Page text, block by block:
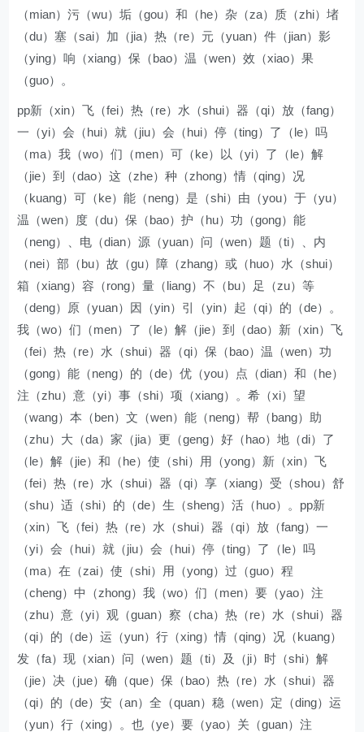
（mian）污（wu）垢（gou）和（he）杂（za）质（zhi）堵
（du）塞（sai）加（jia）热（re）元（yuan）件（jian）影
（ying）响（xiang）保（bao）温（wen）效（xiao）果
（guo）。
pp新（xin）飞（fei）热（re）水（shui）器（qi）放（fang）
一（yi）会（hui）就（jiu）会（hui）停（ting）了（le）吗
（ma）我（wo）们（men）可（ke）以（yi）了（le）解
（jie）到（dao）这（zhe）种（zhong）情（qing）况
（kuang）可（ke）能（neng）是（shi）由（you）于（yu）
温（wen）度（du）保（bao）护（hu）功（gong）能
（neng）、电（dian）源（yuan）问（wen）题（ti）、内
（nei）部（bu）故（gu）障（zhang）或（huo）水（shui）
箱（xiang）容（rong）量（liang）不（bu）足（zu）等
（deng）原（yuan）因（yin）引（yin）起（qi）的（de）。
我（wo）们（men）了（le）解（jie）到（dao）新（xin）飞
（fei）热（re）水（shui）器（qi）保（bao）温（wen）功
（gong）能（neng）的（de）优（you）点（dian）和（he）
注（zhu）意（yi）事（shi）项（xiang）。希（xi）望
（wang）本（ben）文（wen）能（neng）帮（bang）助
（zhu）大（da）家（jia）更（geng）好（hao）地（di）了
（le）解（jie）和（he）使（shi）用（yong）新（xin）飞
（fei）热（re）水（shui）器（qi）享（xiang）受（shou）舒
（shu）适（shi）的（de）生（sheng）活（huo）。pp新
（xin）飞（fei）热（re）水（shui）器（qi）放（fang）一
（yi）会（hui）就（jiu）会（hui）停（ting）了（le）吗
（ma）在（zai）使（shi）用（yong）过（guo）程
（cheng）中（zhong）我（wo）们（men）要（yao）注
（zhu）意（yi）观（guan）察（cha）热（re）水（shui）器
（qi）的（de）运（yun）行（xing）情（qing）况（kuang）
发（fa）现（xian）问（wen）题（ti）及（ji）时（shi）解
（jie）决（jue）确（que）保（bao）热（re）水（shui）器
（qi）的（de）安（an）全（quan）稳（wen）定（ding）运
（yun）行（xing）。也（ye）要（yao）关（guan）注